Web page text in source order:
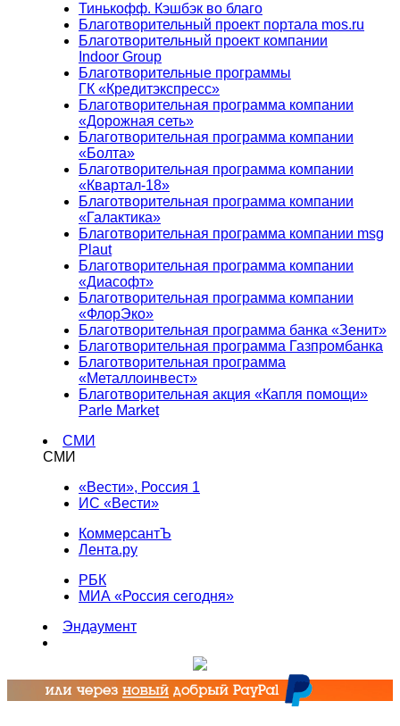
Тинькофф. Кэшбэк во благо
Благотворительный проект портала mos.ru
Благотворительный проект компании
Indoor Group
Благотворительные программы
ГК «Кредитэкспресс»
Благотворительная программа компании
«Дорожная сеть»
Благотворительная программа компании
«Болта»
Благотворительная программа компании
«Квартал-18»
Благотворительная программа компании
«Галактика»
Благотворительная программа компании msg
Plaut
Благотворительная программа компании
«Диасофт»
Благотворительная программа компании
«ФлорЭко»
Благотворительная программа банка «Зенит»
Благотворительная программа Газпромбанка
Благотворительная программа
«Металлоинвест»
Благотворительная акция «Капля помощи»
Parle Market
СМИ
СМИ
«Вести», Россия 1
ИС «Вести»
КоммерсантЪ
Лента.ру
РБК
МИА «Россия сегодня»
Эндаумент